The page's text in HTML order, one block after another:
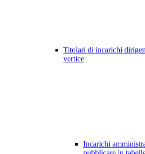
Titolari di incarichi
vertice
Incarichi